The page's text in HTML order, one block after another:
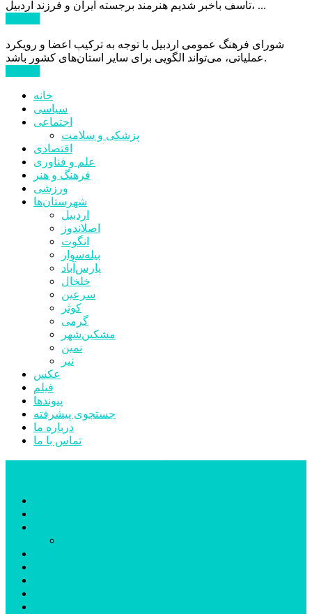
تاسف باخبر شدیم هنرمند برجسته ایران و فرزند اردبیل، ...
شورای فرهنگ عمومی اردبیل با توجه به ترکیب اعضا و رویکرد
عملیاتی، می‌تواند الگویی برای سایر استان‌های کشور باشد.
خانه
سیاسی
اجتماعی
پزشکی و سلامت
اقتصادی
علم و فناوری
فرهنگ و هنر
ورزشی
شهرستان‌ها
اردبیل
اصلاندوز
انگوت
بیله‌سوار
پارس‌آباد
خلخال
سرعین
کوثر
گرمی
مشکین‌شهر
نمین
نیر
عکس
فیلم
پیوندها
جستجوی پیشرفته
درباره ما
تماس با ما